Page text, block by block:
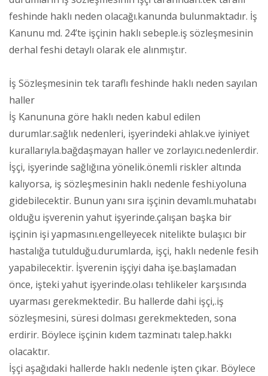
feshinde haklı neden olacağı.kanunda bulunmaktadır. İş
Kanunu md. 24’te işçinin haklı sebeple.iş sözleşmesinin
derhal feshi detaylı olarak ele alınmıştır.
İş Sözleşmesinin tek taraflı feshinde haklı neden sayılan
haller
İş Kanununa göre haklı neden kabul edilen
durumlar.sağlık nedenleri, işyerindeki ahlak.ve iyiniyet
kurallarıyla.bağdaşmayan haller ve zorlayıcı.nedenlerdir.
İşçi, işyerinde sağlığına yönelik.önemli riskler altında
kalıyorsa, iş sözleşmesinin haklı nedenle feshi.yoluna
gidebilecektir. Bunun yanı sıra işçinin devamlı.muhatabı
olduğu işverenin yahut işyerinde.çalışan başka bir
işçinin işi yapmasını.engelleyecek nitelikte bulaşıcı bir
hastalığa tutulduğu.durumlarda, işçi, haklı nedenle fesih
yapabilecektir. İşverenin işçiyi daha işe.başlamadan
önce, işteki yahut işyerinde.olası tehlikeler karşısında
uyarması gerekmektedir. Bu hallerde dahi işçi,.iş
sözleşmesini, süresi dolması gerekmekteden, sona
erdirir. Böylece işçinin kıdem tazminatı talep.hakkı
olacaktır.
İşçi aşağıdaki hallerde haklı nedenle işten çıkar. Böylece